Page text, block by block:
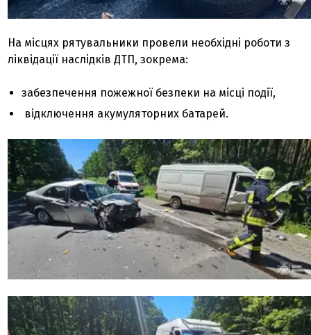
На місцях рятувальники провели необхідні роботи з
ліквідації наслідків ДТП, зокрема:
забезпечення пожежної безпеки на місці події,
відключення акумуляторних батарей.